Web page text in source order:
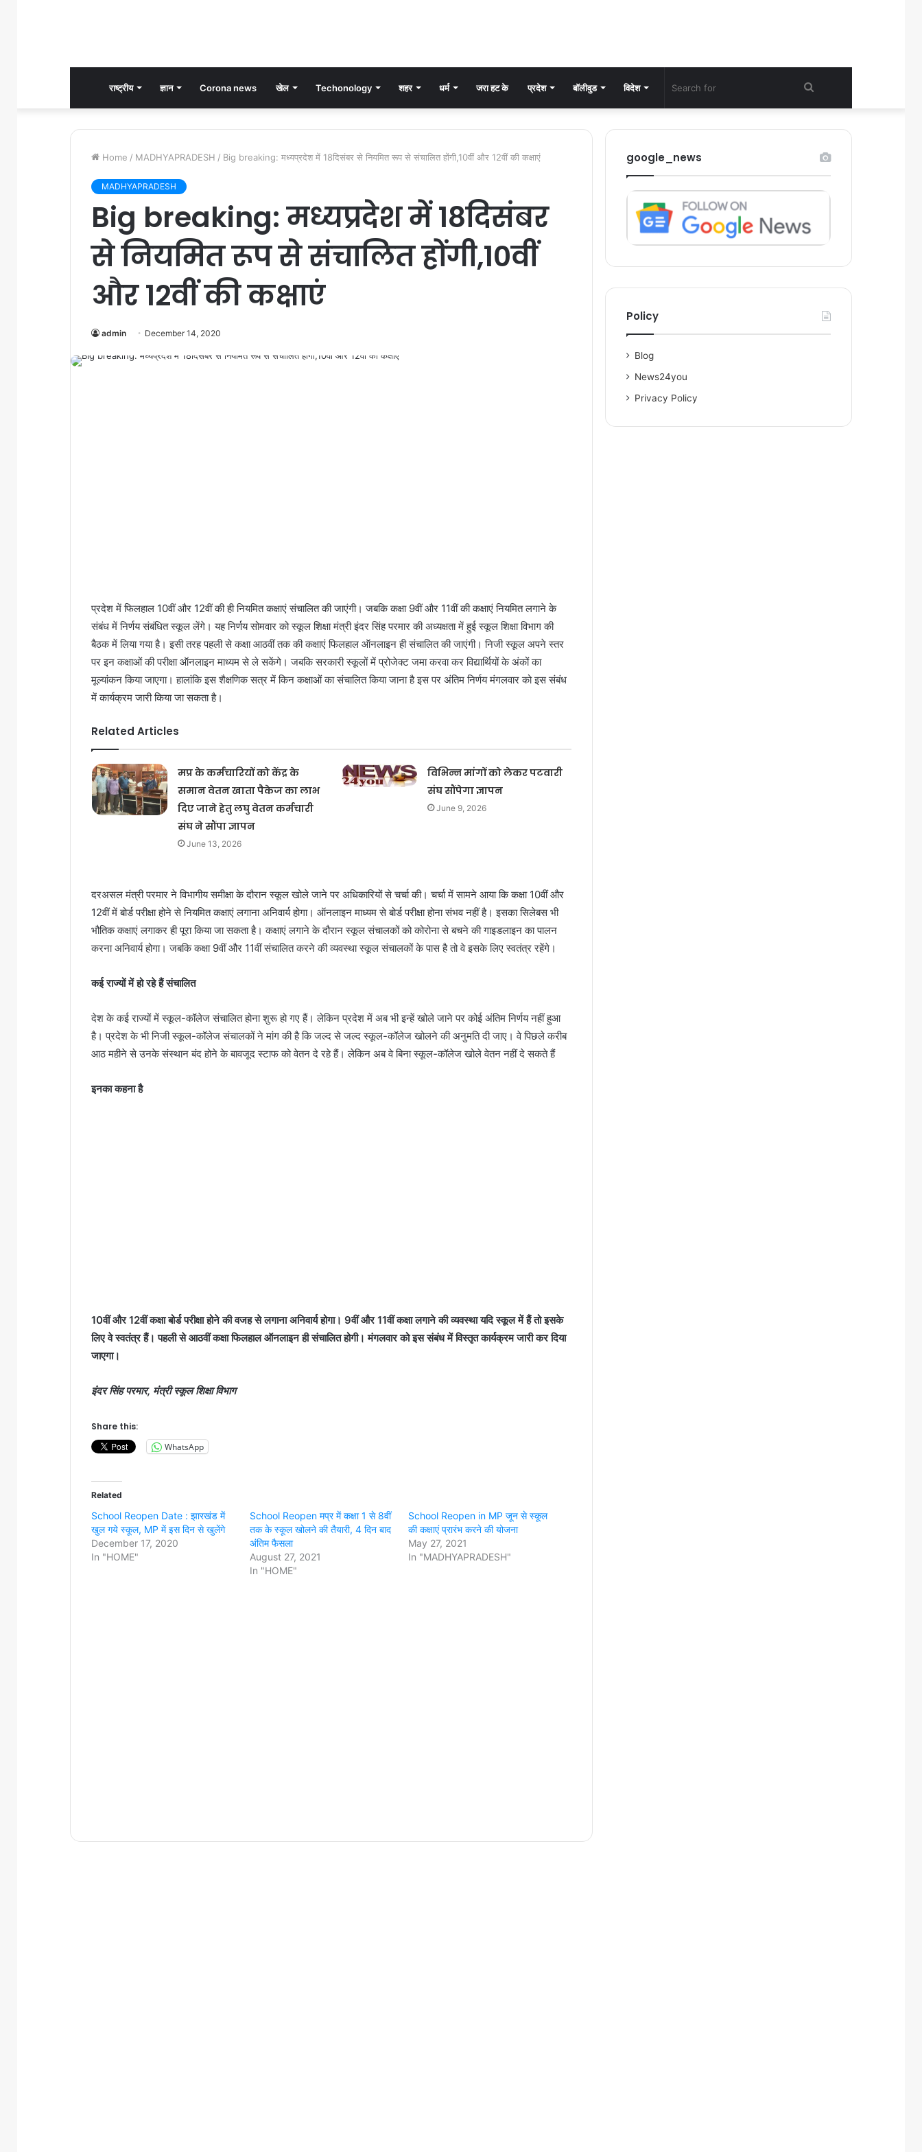
राष्ट्रीय ज्ञान Corona news खेल Techonology शहर धर्म जरा हट के प्रदेश बॉलीवुड विदेश
for
Home / MADHYAPRADESH / Big breaking: मध्यप्रदेश में 18दिसंबर से नियमित रूप से संचालित होंगी,10वीं और 12वीं की कक्षाएं
MADHYAPRADESH
Big breaking: मध्यप्रदेश में 18दिसंबर
से नियमित रूप से संचालित होंगी,10वीं
और 12वीं की कक्षाएं
admin December 14, 2020
प्रदेश में फिलहाल 10वीं और 12वीं की ही नियमित कक्षाएं संचालित की जाएंगी। जबकि कक्षा 9वीं और 11वीं की कक्षाएं नियमित लगाने के
संबंध में निर्णय संबंधित स्कूल लेंगे। यह निर्णय सोमवार को स्कूल शिक्षा मंत्री इंदर सिंह परमार की अध्यक्षता में हुई स्कूल शिक्षा विभाग की
बैठक में लिया गया है। इसी तरह पहली से कक्षा आठवीं तक की कक्षाएं फिलहाल ऑनलाइन ही संचालित की जाएंगी। निजी स्कूल अपने स्तर
पर इन कक्षाओं की परीक्षा ऑनलाइन माध्यम से ले सकेंगे। जबकि सरकारी स्कूलों में प्रोजेक्ट जमा करवा कर विद्यार्थियों के अंकों का
मूल्यांकन किया जाएगा। हालांकि इस शैक्षणिक सत्र में किन कक्षाओं का संचालित किया जाना है इस पर अंतिम निर्णय मंगलवार को इस संबंध
में कार्यक्रम जारी किया जा सकता है।
Related Articles
मप्र के कर्मचारियों को केंद्र के
समान वेतन खाता पैकेज का लाभ
दिए जाने हेतु लघु वेतन कर्मचारी
संघ ने सौंपा ज्ञापन
June 13, 2026
विभिन्न मांगों को लेकर पटवारी
संघ सौंपेगा ज्ञापन
June 9, 2026
दरअसल मंत्री परमार ने विभागीय समीक्षा के दौरान स्कूल खोले जाने पर अधिकारियों से चर्चा की। चर्चा में सामने आया कि कक्षा 10वीं और
12वीं में बोर्ड परीक्षा होने से नियमित कक्षाएं लगाना अनिवार्य होगा। ऑनलाइन माध्यम से बोर्ड परीक्षा होना संभव नहीं है। इसका सिलेबस भी
भौतिक कक्षाएं लगाकर ही पूरा किया जा सकता है। कक्षाएं लगाने के दौरान स्कूल संचालकों को कोरोना से बचने की गाइडलाइन का पालन
करना अनिवार्य होगा। जबकि कक्षा 9वीं और 11वीं संचालित करने की व्यवस्था स्कूल संचालकों के पास है तो वे इसके लिए स्वतंत्र रहेंगे।
कई राज्यों में हो रहे हैं संचालित
देश के कई राज्यों में स्कूल-कॉलेज संचालित होना शुरू हो गए हैं। लेकिन प्रदेश में अब भी इन्हें खोले जाने पर कोई अंतिम निर्णय नहीं हुआ
है। प्रदेश के भी निजी स्कूल-कॉलेज संचालकों ने मांग की है कि जल्द से जल्द स्कूल-कॉलेज खोलने की अनुमति दी जाए। वे पिछले करीब
आठ महीने से उनके संस्थान बंद होने के बावजूद स्टाफ को वेतन दे रहे हैं। लेकिन अब वे बिना स्कूल-कॉलेज खोले वेतन नहीं दे सकते हैं
इनका कहना है
10वीं और 12वीं कक्षा बोर्ड परीक्षा होने की वजह से लगाना अनिवार्य होगा। 9वीं और 11वीं कक्षा लगाने की व्यवस्था यदि स्कूल में हैं तो इसके
लिए वे स्वतंत्र हैं। पहली से आठवीं कक्षा फिलहाल ऑनलाइन ही संचालित होगी। मंगलवार को इस संबंध में विस्तृत कार्यक्रम जारी कर दिया
जाएगा।
इंदर सिंह परमार, मंत्री स्कूल शिक्षा विभाग
Share this:
WhatsApp
Related
School Reopen Date : झारखंड में
खुल गये स्कूल, MP में इस दिन से खुलेंगे
December 17, 2020
In "HOME"
School Reopen मप्र में कक्षा 1 से 8वीं
तक के स्कूल खोलने की तैयारी, 4 दिन बाद
अंतिम फैसला
August 27, 2021
In "HOME"
School Reopen in MP जून से स्कूल
की कक्षाएं प्रारंभ करने की योजना
May 27, 2021
In "MADHYAPRADESH"
google_news
Policy
Blog
News24you
Privacy Policy